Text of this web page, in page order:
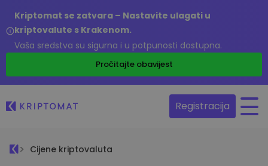
Kriptomat se zatvara – Nastavite ulagati u
kriptovalute s Krakenom.
Vaša sredstva su sigurna i u potpunosti dostupna.
Pročitajte obavijest
Registracija
Cijene kriptovaluta